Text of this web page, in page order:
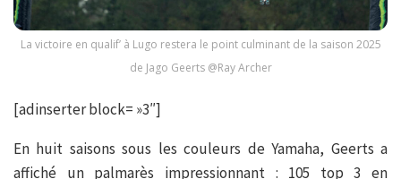
La victoire en qualif’ à Lugo restera le point culminant de la saison 2025
de Jago Geerts @Ray Archer
[adinserter block= »3″]
En huit saisons sous les couleurs de Yamaha, Geerts a
affiché un palmarès impressionnant : 105 top 3 en